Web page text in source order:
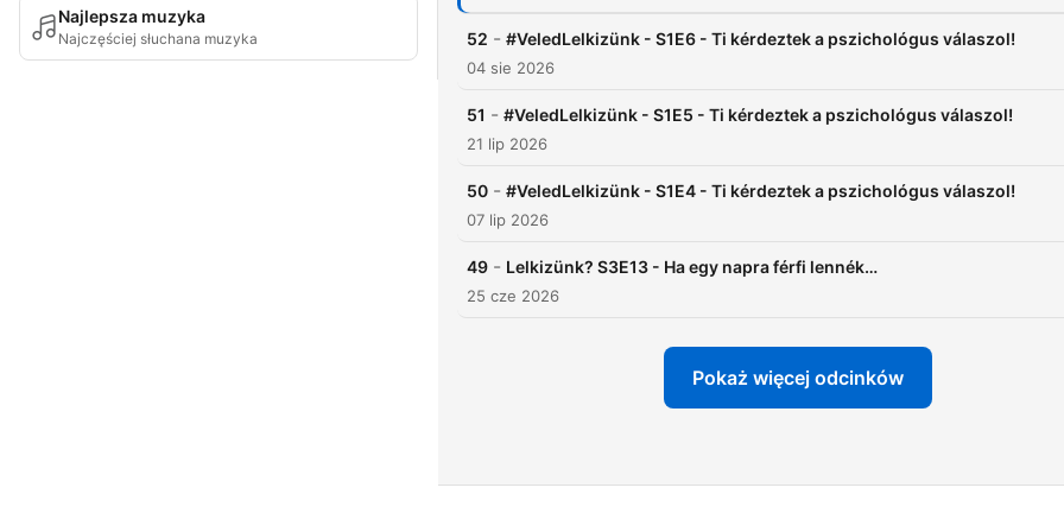
Najlepsza muzyka
Najczęściej słuchana muzyka
olyan téma amin, az utóbbi
magadban, mert
Host: Puskás-Dallos Bogi
52 - #VeledLelkizünk - S1E6 - Ti kérdeztek a pszichológus válaszol!
04 sie 2026
51 - #VeledLelkizünk - S1E5 - Ti kérdeztek a pszichológus válaszol!
21 lip 2026
50 - #VeledLelkizünk - S1E4 - Ti kérdeztek a pszichológus válaszol!
07 lip 2026
49 - Lelkizünk? S3E13 - Ha egy napra férfi lennék…
25 cze 2026
Pokaż więcej odcinków